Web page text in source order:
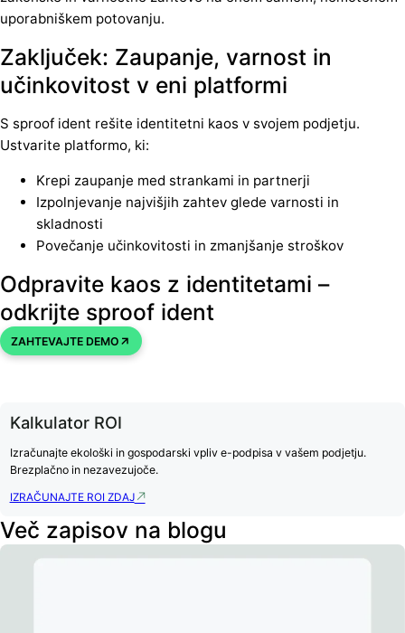
uporabniškem potovanju.
Zaključek: Zaupanje, varnost in
učinkovitost v eni platformi
S sproof ident rešite identitetni kaos v svojem podjetju.
Ustvarite platformo, ki:
Krepi zaupanje med strankami in partnerji
Izpolnjevanje najvišjih zahtev glede varnosti in
skladnosti
Povečanje učinkovitosti in zmanjšanje stroškov
Odpravite kaos z identitetami –
odkrijte sproof ident
ZAHTEVAJTE DEMO
Kalkulator ROI
Izračunajte ekološki in gospodarski vpliv e-podpisa v vašem podjetju.
Brezplačno in nezavezujoče.
IZRAČUNAJTE ROI ZDAJ
Več zapisov na blogu